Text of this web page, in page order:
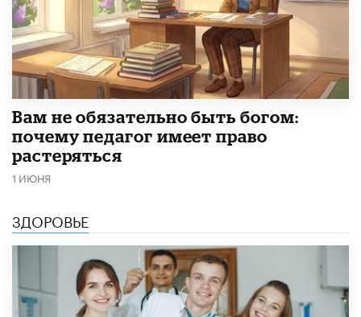
​Вам не обязательно быть богом:
почему педагог имеет право
растеряться
1 ИЮНЯ
ЗДОРОВЬЕ